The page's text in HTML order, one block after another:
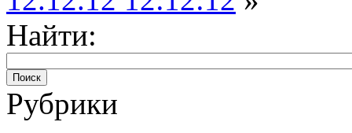
Найти:
Рубрики